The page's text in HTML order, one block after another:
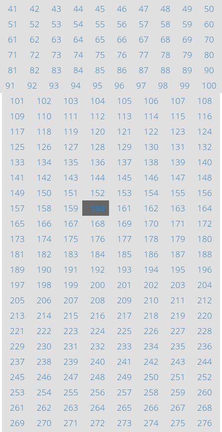
41
42 43 44 45 46 47 48 49
50
51
52 53 54 55 56 57 58 59
60
61
62 63 64 65 66 67 68 69
70
71
72 73 74 75 76 77 78 79
80
81
82 83 84 85 86 87 88 89
90
91
92 93 94 95 96 97 98 99
100
101
102 103 104 105 106 107
108
109
110 111 112 113 114 115
116
117
118 119 120 121 122 123
124
125
126 127 128 129 130 131
132
133
134 135 136 137 138 139
140
141
142 143 144 145 146 147
148
149
150 151 152 153 154 155
156
157
158 159 160 161 162 163
164
165
166 167 168 169 170 171
172
173
174 175 176 177 178 179
180
181
182 183 184 185 186 187
188
189
190 191 192 193 194 195
196
197
198 199 200 201 202 203
204
205
206 207 208 209 210 211
212
213
214 215 216 217 218 219
220
221
222 223 224 225 226 227
228
229
230 231 232 233 234 235
236
237
238 239 240 241 242 243
244
245
246 247 248 249 250 251
252
253
254 255 256 257 258 259
260
261
262 263 264 265 266 267
268
269
270 271 272 273 274 275
276